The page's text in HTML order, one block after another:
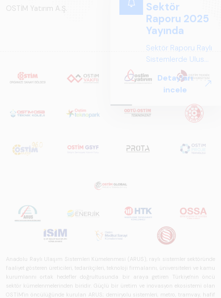
Sektör
Raporu 2025
Yayında
Sektör Raporu Raylı
Sistemlerde Ulusal
ve Küresel
Perspektif ARUS
tarafından
hazırlanan "Raylı
Sistemlerde Ulusal
Raporu 2025",
eğilimleri,
ekosistem yapısı
ve gelecek
perspektifi
biçimde ele alan
bir referans
çalışmasıdır.
Detayları
incele
OSTİM Yatırım A.Ş.
Anadolu Raylı Ulaşım Sistemleri Kümelenmesi (ARUS), raylı sistemler sektöründe
faaliyet gösteren üreticileri, tedarikçileri, teknoloji firmalarını, üniversiteleri ve kamu
kurumlarını ortak hedefler doğrultusunda bir araya getiren Türkiye'nin öncü
sektör kümelenmelerinden biridir. Güçlü bir üretim ve inovasyon ekosistemi olan
OSTİM'in öncülüğünde kurulan ARUS; demiryolu sistemleri, metro, tramvay, hafif